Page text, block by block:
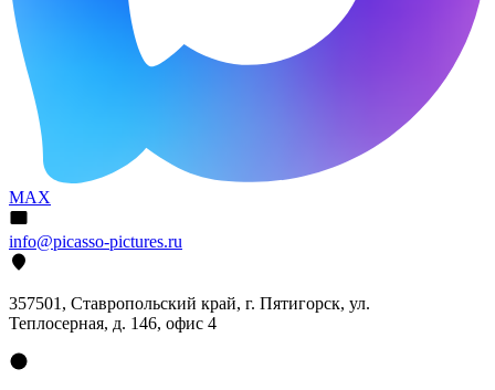
MAX
info@picasso-pictures.ru
357501, Ставропольский край, г. Пятигорск, ул.
Теплосерная, д. 146, офис 4